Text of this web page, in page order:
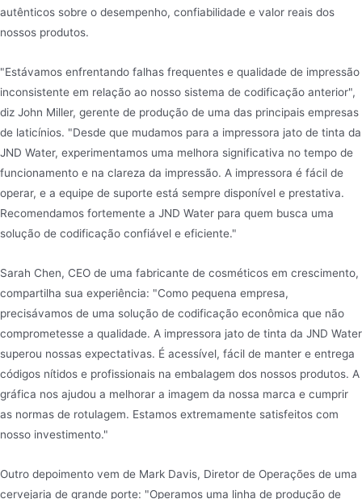
autênticos sobre o desempenho, confiabilidade e valor reais dos
nossos produtos.
"Estávamos enfrentando falhas frequentes e qualidade de impressão
inconsistente em relação ao nosso sistema de codificação anterior",
diz John Miller, gerente de produção de uma das principais empresas
de laticínios. "Desde que mudamos para a impressora jato de tinta da
JND Water, experimentamos uma melhora significativa no tempo de
funcionamento e na clareza da impressão. A impressora é fácil de
operar, e a equipe de suporte está sempre disponível e prestativa.
Recomendamos fortemente a JND Water para quem busca uma
solução de codificação confiável e eficiente."
Sarah Chen, CEO de uma fabricante de cosméticos em crescimento,
compartilha sua experiência: "Como pequena empresa,
precisávamos de uma solução de codificação econômica que não
comprometesse a qualidade. A impressora jato de tinta da JND Water
superou nossas expectativas. É acessível, fácil de manter e entrega
códigos nítidos e profissionais na embalagem dos nossos produtos. A
gráfica nos ajudou a melhorar a imagem da nossa marca e cumprir
as normas de rotulagem. Estamos extremamente satisfeitos com
nosso investimento."
Outro depoimento vem de Mark Davis, Diretor de Operações de uma
cervejaria de grande porte: "Operamos uma linha de produção de